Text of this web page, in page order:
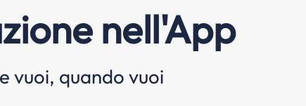
nell'App
vuoi, quando vuoi